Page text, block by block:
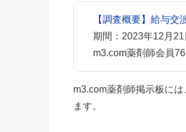
【調査概要】給与交
期間：2023年12月21
m3.com薬剤師会員
m3.com薬剤師掲示板に
ます。